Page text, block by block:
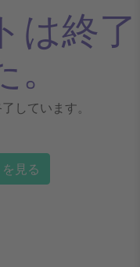
は終了
しています。
見る